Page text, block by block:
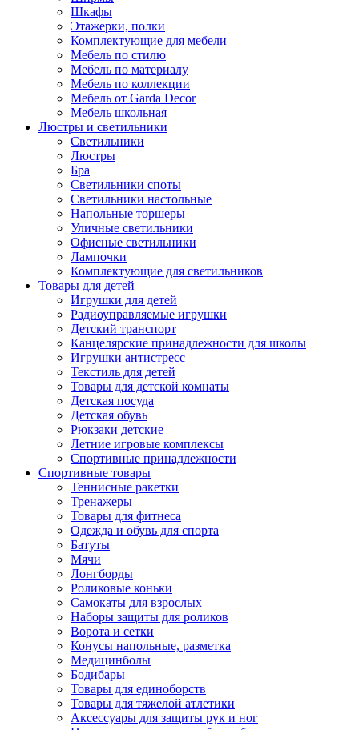
Шкафы
Этажерки, полки
Комплектующие для мебели
Мебель по стилю
Мебель по материалу
Мебель по коллекции
Мебель от Garda Decor
Мебель школьная
Люстры и светильники
Светильники
Люстры
Бра
Светильники споты
Светильники настольные
Напольные торшеры
Уличные светильники
Офисные светильники
Лампочки
Комплектующие для светильников
Товары для детей
Игрушки для детей
Радиоуправляемые игрушки
Детский транспорт
Канцелярские принадлежности для школы
Игрушки антистресс
Текстиль для детей
Товары для детской комнаты
Детская посуда
Детская обувь
Рюкзаки детские
Летние игровые комплексы
Спортивные принадлежности
Спортивные товары
Теннисные ракетки
Тренажеры
Товары для фитнеса
Одежда и обувь для спорта
Батуты
Мячи
Лонгборды
Роликовые коньки
Самокаты для взрослых
Наборы защиты для роликов
Ворота и сетки
Конусы напольные, разметка
Медицинболы
Бодибары
Товары для единоборств
Товары для тяжелой атлетики
Аксессуары для защиты рук и ног